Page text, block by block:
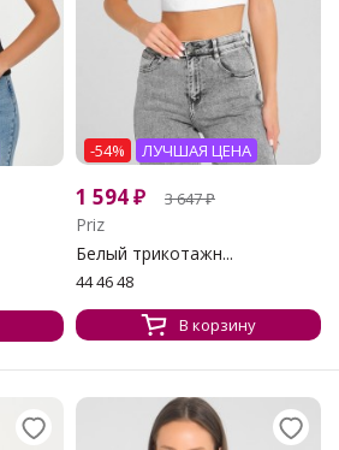
-54% ЛУЧШАЯ ЦЕНА
1 594₽ 3 647₽
Priz
Белый трикотажн...
44 46 48
В корзину